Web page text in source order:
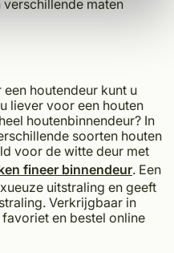
maten
houtendeur kunt u
liever voor een houten
houtenbinnendeur? In
soorten houten
voor de witte deur met
fineer binnendeur. Een
uitstraling en geeft
Verkrijgbaar in
en bestel online